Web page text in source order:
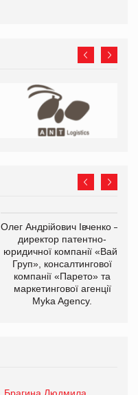
Олег Андрійович Івченко —
директор патентно-
юридичної компанії «Вайз
Груп», консалтингової
компанії «Парето» та
маркетингової агенції
Myka Agency.
Брагина Людмила